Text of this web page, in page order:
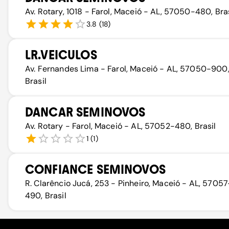
Av. Rotary, 1018 - Farol, Maceió - AL, 57050-480,
3.8 (18)
LR.VEICULOS
Av. Fernandes Lima - Farol, Maceió - AL, 57050-900,
Brasil
DANCAR SEMINOVOS
Av. Rotary - Farol, Maceió - AL, 57052-480, Brasil
1 (1)
CONFIANCE SEMINOVOS
R. Clarêncio Jucá, 253 - Pinheiro, Maceió - AL,
490, Brasil